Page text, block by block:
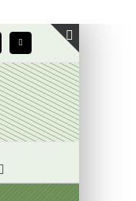
Email
Toggle
area
barra
scorrevole